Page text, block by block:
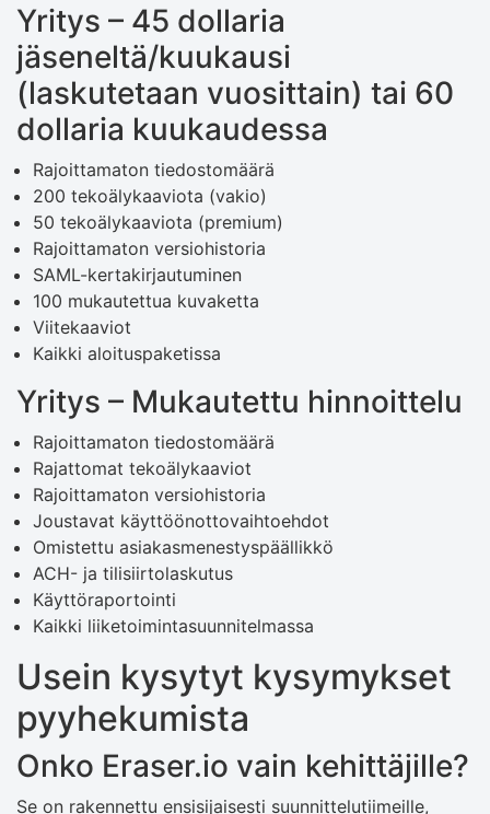
Yritys – 45 dollaria
jäseneltä/kuukausi
(laskutetaan vuosittain) tai 60
dollaria kuukaudessa
Rajoittamaton tiedostomäärä
200 tekoälykaaviota (vakio)
50 tekoälykaaviota (premium)
Rajoittamaton versiohistoria
SAML-kertakirjautuminen
100 mukautettua kuvaketta
Viitekaaviot
Kaikki aloituspaketissa
Yritys – Mukautettu hinnoittelu
Rajoittamaton tiedostomäärä
Rajattomat tekoälykaaviot
Rajoittamaton versiohistoria
Joustavat käyttöönottovaihtoehdot
Omistettu asiakasmenestyspäällikkö
ACH- ja tilisiirtolaskutus
Käyttöraportointi
Kaikki liiketoimintasuunnitelmassa
Usein kysytyt kysymykset
pyyhekumista
Onko Eraser.io vain kehittäjille?
Se on rakennettu ensisijaisesti suunnittelutiimeille,